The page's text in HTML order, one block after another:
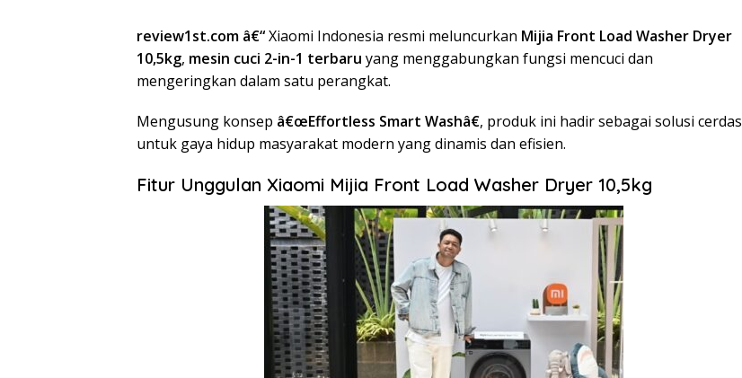
review1st.com â€“Xiaomi Indonesia resmi meluncurkan Mijia Front Load Washer Dryer
10,5kg, mesin cuci 2-in-1 terbaru yang menggabungkan fungsi mencuci dan
mengeringkan dalam satu perangkat.
Mengusung konsep â€œEffortless Smart Washâ€, produk ini hadir sebagai solusi cerdas
untuk gaya hidup masyarakat modern yang dinamis dan efisien.
Fitur Unggulan Xiaomi Mijia Front Load Washer Dryer 10,5kg